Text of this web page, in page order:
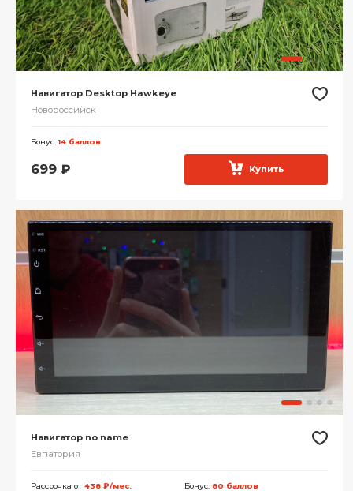
Навигатор Desktop Hawkeye
Новороссийск
Бонус:14 баллов
699 ₽ Купить
Навигатор no name
Евпатория
Рассрочка от 438 ₽/мес. Бонус: 80 баллов